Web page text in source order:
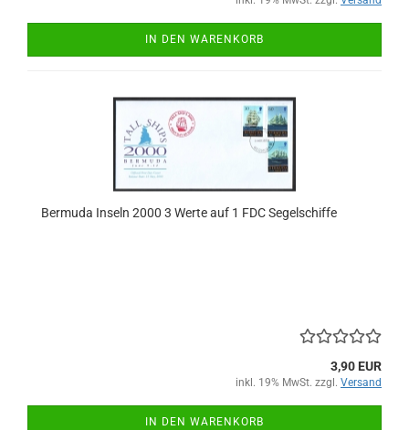
IN DEN WARENKORB
Bermuda Inseln 2000 3 Werte auf 1 FDC Segelschiffe
3,90 EUR
inkl. 19% MwSt. zzgl. Versand
IN DEN WARENKORB